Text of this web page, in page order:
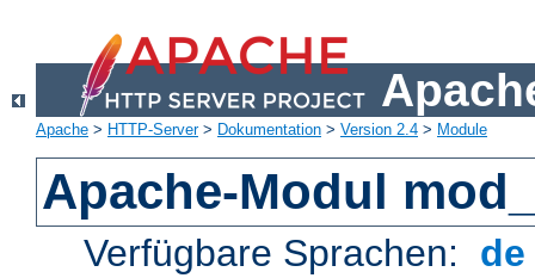
Apache > HTTP-Server> Dokumentation > Version 2.4 > Module
Apache-Modul
Verfügbare Sprachen: